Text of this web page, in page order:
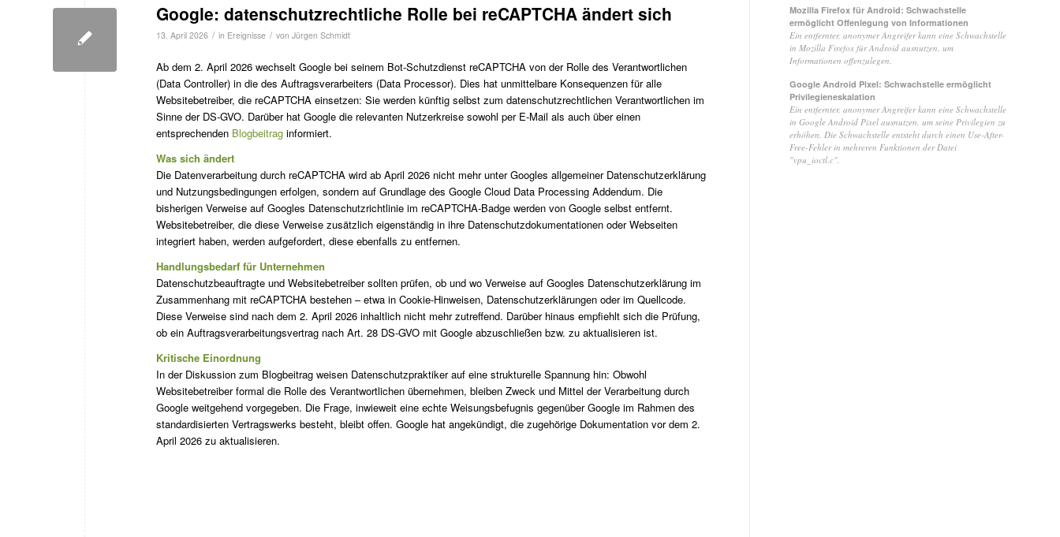
Google: datenschutzrechtliche Rolle bei reCAPTCHA ändert sich
13. April 2026 / in Ereignisse / von Jürgen Schmidt
Ab dem 2. April 2026 wechselt Google bei seinem Bot-Schutzdienst reCAPTCHA von der Rolle des Verantwortlichen
(Data Controller) in die des Auftragsverarbeiters (Data Processor). Dies hat unmittelbare Konsequenzen für alle
Websitebetreiber, die reCAPTCHA einsetzen: Sie werden künftig selbst zum datenschutzrechtlichen Verantwortlichen im
Sinne der DS-GVO. Darüber hat Google die relevanten Nutzerkreise sowohl per E-Mail als auch über einen
entsprechenden Blogbeitrag informiert.
Was sich ändert
Die Datenverarbeitung durch reCAPTCHA wird ab April 2026 nicht mehr unter Googles allgemeiner Datenschutzerklärung
und Nutzungsbedingungen erfolgen, sondern auf Grundlage des Google Cloud Data Processing Addendum. Die
bisherigen Verweise auf Googles Datenschutzrichtlinie im reCAPTCHA-Badge werden von Google selbst entfernt.
Websitebetreiber, die diese Verweise zusätzlich eigenständig in ihre Datenschutzdokumentationen oder Webseiten
integriert haben, werden aufgefordert, diese ebenfalls zu entfernen.
Handlungsbedarf für Unternehmen
Datenschutzbeauftragte und Websitebetreiber sollten prüfen, ob und wo Verweise auf Googles Datenschutzerklärung im
Zusammenhang mit reCAPTCHA bestehen – etwa in Cookie-Hinweisen, Datenschutzerklärungen oder im Quellcode.
Diese Verweise sind nach dem 2. April 2026 inhaltlich nicht mehr zutreffend. Darüber hinaus empfiehlt sich die Prüfung,
ob ein Auftragsverarbeitungsvertrag nach Art. 28 DS-GVO mit Google abzuschließen bzw. zu aktualisieren ist.
Kritische Einordnung
In der Diskussion zum Blogbeitrag weisen Datenschutzpraktiker auf eine strukturelle Spannung hin: Obwohl
Websitebetreiber formal die Rolle des Verantwortlichen übernehmen, bleiben Zweck und Mittel der Verarbeitung durch
Google weitgehend vorgegeben. Die Frage, inwieweit eine echte Weisungsbefugnis gegenüber Google im Rahmen des
standardisierten Vertragswerks besteht, bleibt offen. Google hat angekündigt, die zugehörige Dokumentation vor dem 2.
April 2026 zu aktualisieren.
Mozilla Firefox für Android: Schwachstelle
ermöglicht Offenlegung von Informationen
Ein entfernter, anonymer Angreifer kann eine Schwachstelle
in Mozilla Firefox für Android ausnutzen, um
Informationen offenzulegen.
Google Android Pixel: Schwachstelle ermöglicht
Privilegieneskalation
Ein entfernter, anonymer Angreifer kann eine Schwachstelle
in Google Android Pixel ausnutzen, um seine Privilegien zu
erhöhen. Die Schwachstelle entsteht durch einen Use-After-
Free-Fehler in mehreren Funktionen der Datei
"vpu_ioctl.c".